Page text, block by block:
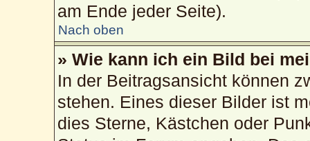
am Ende jeder Seite).
Nach oben
» Wie kann ich ein Bild bei
In der Beitragsansicht können
stehen. Eines dieser Bilder ist
dies Sterne, Kästchen oder